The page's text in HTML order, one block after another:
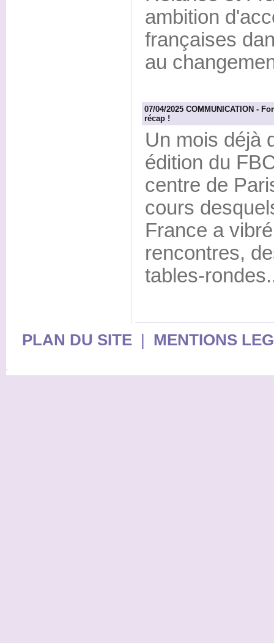
ambition
françaises
au
07/04/2025 COMMUNICATION -
récap !
Un mois déjà
édition du
centre de
cours
France a
rencontres,
tables-
PLAN DU SITE| MENTIONS